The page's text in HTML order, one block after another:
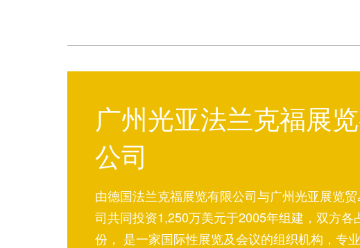
广州光亚法兰克福展
公司
由德国法兰克福展览有限公司与广州光亚展览
司共同投资1,250万美元于2005年组建，双方各
份， 是一家国际性展览及会议的组织机构，专